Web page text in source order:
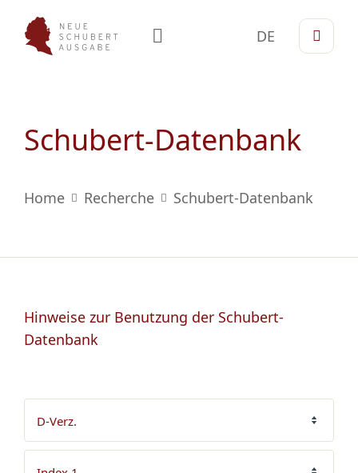
DE
Schubert-Datenbank
Home Recherche Schubert-Datenbank
Hinweise zur Benutzung der Schubert-
Datenbank